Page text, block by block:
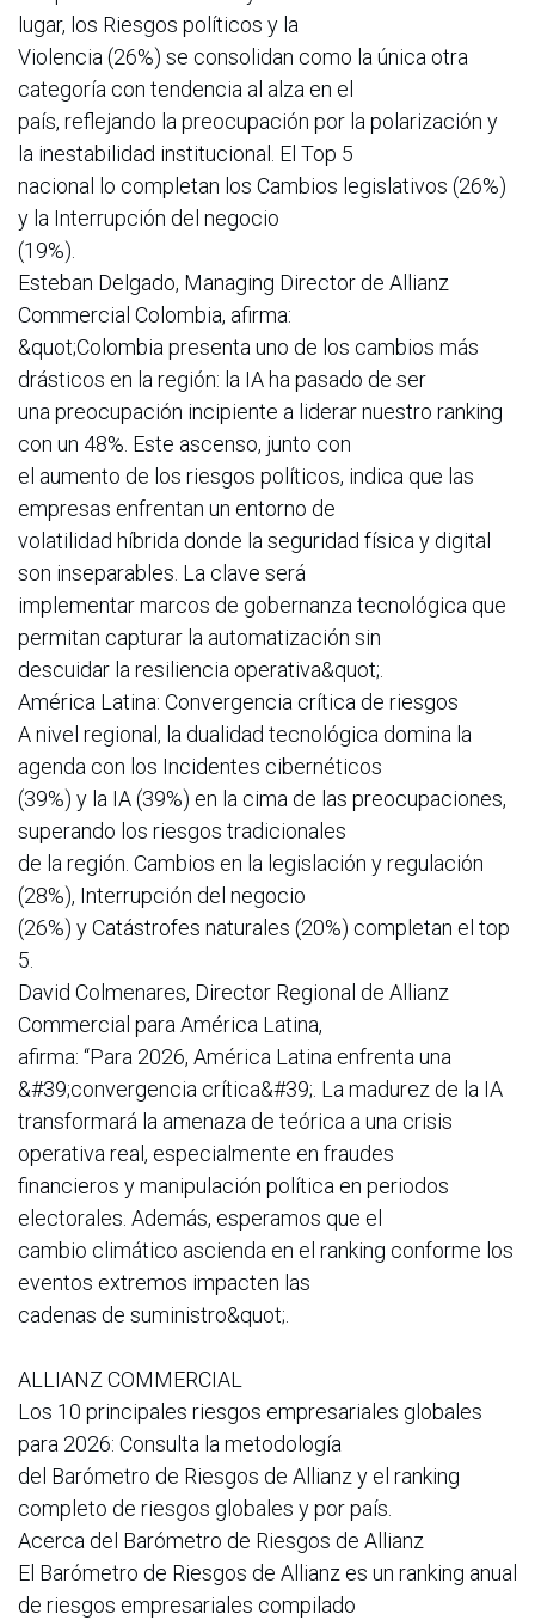
lugar, los Riesgos políticos y la
Violencia (26%) se consolidan como la única otra
categoría con tendencia al alza en el
país, reflejando la preocupación por la polarización y
la inestabilidad institucional. El Top 5
nacional lo completan los Cambios legislativos (26%)
y la Interrupción del negocio
(19%).
Esteban Delgado, Managing Director de Allianz
Commercial Colombia, afirma:
&quot;Colombia presenta uno de los cambios más
drásticos en la región: la IA ha pasado de ser
una preocupación incipiente a liderar nuestro ranking
con un 48%. Este ascenso, junto con
el aumento de los riesgos políticos, indica que las
empresas enfrentan un entorno de
volatilidad híbrida donde la seguridad física y digital
son inseparables. La clave será
implementar marcos de gobernanza tecnológica que
permitan capturar la automatización sin
descuidar la resiliencia operativa&quot;.
América Latina: Convergencia crítica de riesgos
A nivel regional, la dualidad tecnológica domina la
agenda con los Incidentes cibernéticos
(39%) y la IA (39%) en la cima de las preocupaciones,
superando los riesgos tradicionales
de la región. Cambios en la legislación y regulación
(28%), Interrupción del negocio
(26%) y Catástrofes naturales (20%) completan el top
5.
David Colmenares, Director Regional de Allianz
Commercial para América Latina,
afirma: “Para 2026, América Latina enfrenta una
&#39;convergencia crítica&#39;. La madurez de la IA
transformará la amenaza de teórica a una crisis
operativa real, especialmente en fraudes
financieros y manipulación política en periodos
electorales. Además, esperamos que el
cambio climático ascienda en el ranking conforme los
eventos extremos impacten las
cadenas de suministro&quot;.
ALLIANZ COMMERCIAL
Los 10 principales riesgos empresariales globales
para 2026: Consulta la metodología
del Barómetro de Riesgos de Allianz y el ranking
completo de riesgos globales y por país.
Acerca del Barómetro de Riesgos de Allianz
El Barómetro de Riesgos de Allianz es un ranking anual
de riesgos empresariales compilado